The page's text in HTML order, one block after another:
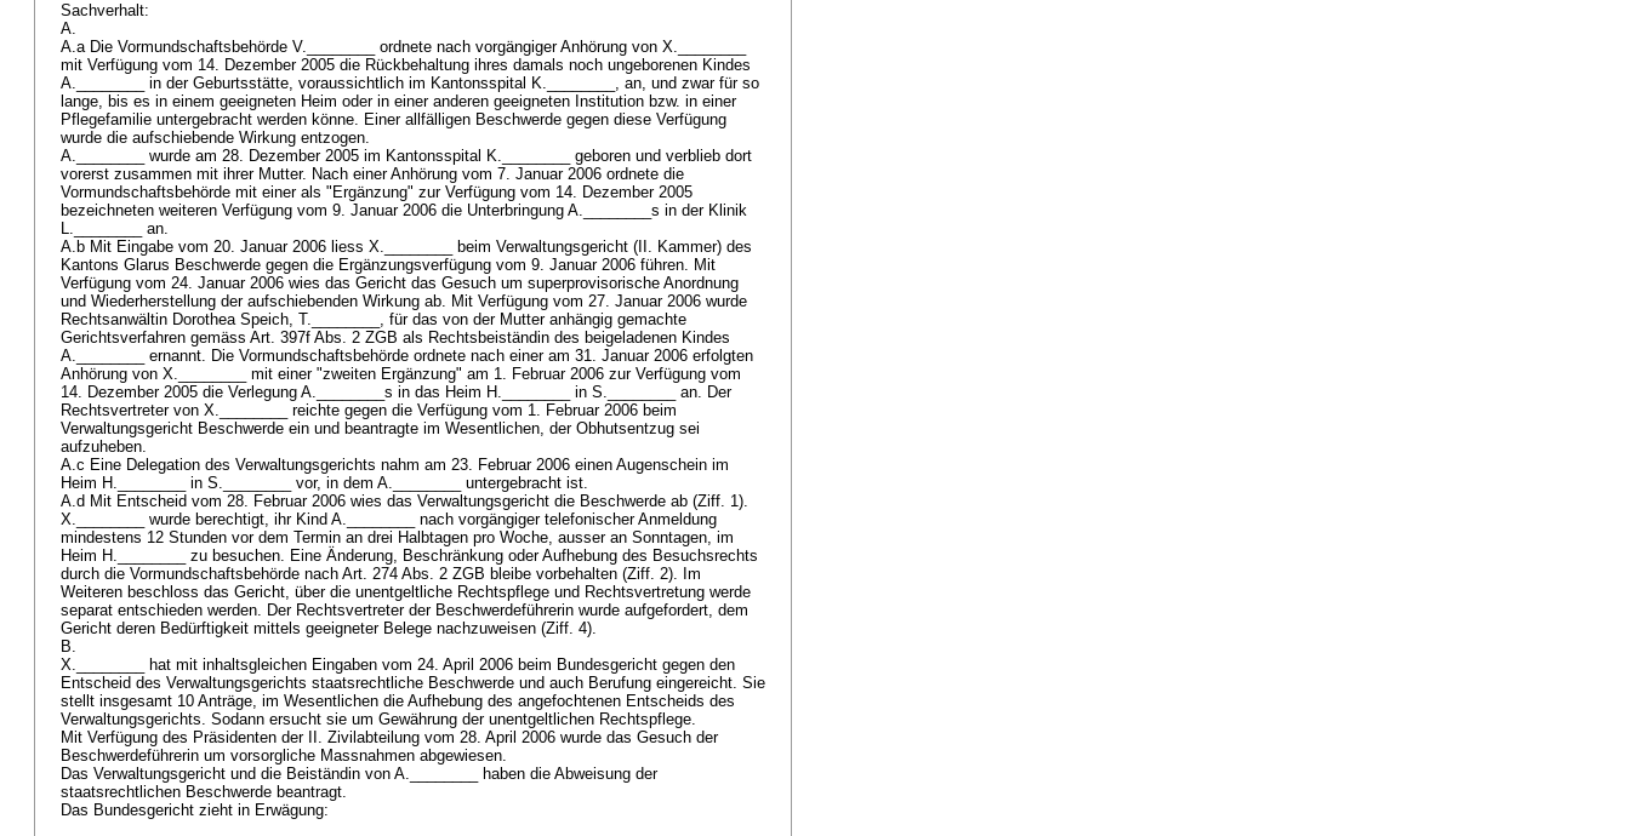
Sachverhalt:
A.
A.a Die Vormundschaftsbehörde V.________ ordnete nach vorgängiger Anhörung von X.________
mit Verfügung vom 14. Dezember 2005 die Rückbehaltung ihres damals noch ungeborenen Kindes
A.________ in der Geburtsstätte, voraussichtlich im Kantonsspital K.________, an, und zwar für so
lange, bis es in einem geeigneten Heim oder in einer anderen geeigneten Institution bzw. in einer
Pflegefamilie untergebracht werden könne. Einer allfälligen Beschwerde gegen diese Verfügung
wurde die aufschiebende Wirkung entzogen.
A.________ wurde am 28. Dezember 2005 im Kantonsspital K.________ geboren und verblieb dort
vorerst zusammen mit ihrer Mutter. Nach einer Anhörung vom 7. Januar 2006 ordnete die
Vormundschaftsbehörde mit einer als "Ergänzung" zur Verfügung vom 14. Dezember 2005
bezeichneten weiteren Verfügung vom 9. Januar 2006 die Unterbringung A.________s in der Klinik
L.________ an.
A.b Mit Eingabe vom 20. Januar 2006 liess X.________ beim Verwaltungsgericht (II. Kammer) des
Kantons Glarus Beschwerde gegen die Ergänzungsverfügung vom 9. Januar 2006 führen. Mit
Verfügung vom 24. Januar 2006 wies das Gericht das Gesuch um superprovisorische Anordnung
und Wiederherstellung der aufschiebenden Wirkung ab. Mit Verfügung vom 27. Januar 2006 wurde
Rechtsanwältin Dorothea Speich, T.________, für das von der Mutter anhängig gemachte
Gerichtsverfahren gemäss Art. 397f Abs. 2 ZGB als Rechtsbeiständin des beigeladenen Kindes
A.________ ernannt. Die Vormundschaftsbehörde ordnete nach einer am 31. Januar 2006 erfolgten
Anhörung von X.________ mit einer "zweiten Ergänzung" am 1. Februar 2006 zur Verfügung vom
14. Dezember 2005 die Verlegung A.________s in das Heim H.________ in S.________ an. Der
Rechtsvertreter von X.________ reichte gegen die Verfügung vom 1. Februar 2006 beim
Verwaltungsgericht Beschwerde ein und beantragte im Wesentlichen, der Obhutsentzug sei
aufzuheben.
A.c Eine Delegation des Verwaltungsgerichts nahm am 23. Februar 2006 einen Augenschein im
Heim H.________ in S.________ vor, in dem A.________ untergebracht ist.
A.d Mit Entscheid vom 28. Februar 2006 wies das Verwaltungsgericht die Beschwerde ab (Ziff. 1).
X.________ wurde berechtigt, ihr Kind A.________ nach vorgängiger telefonischer Anmeldung
mindestens 12 Stunden vor dem Termin an drei Halbtagen pro Woche, ausser an Sonntagen, im
Heim H.________ zu besuchen. Eine Änderung, Beschränkung oder Aufhebung des Besuchsrechts
durch die Vormundschaftsbehörde nach Art. 274 Abs. 2 ZGB bleibe vorbehalten (Ziff. 2). Im
Weiteren beschloss das Gericht, über die unentgeltliche Rechtspflege und Rechtsvertretung werde
separat entschieden werden. Der Rechtsvertreter der Beschwerdeführerin wurde aufgefordert, dem
Gericht deren Bedürftigkeit mittels geeigneter Belege nachzuweisen (Ziff. 4).
B.
X.________ hat mit inhaltsgleichen Eingaben vom 24. April 2006 beim Bundesgericht gegen den
Entscheid des Verwaltungsgerichts staatsrechtliche Beschwerde und auch Berufung eingereicht. Sie
stellt insgesamt 10 Anträge, im Wesentlichen die Aufhebung des angefochtenen Entscheids des
Verwaltungsgerichts. Sodann ersucht sie um Gewährung der unentgeltlichen Rechtspflege.
Mit Verfügung des Präsidenten der II. Zivilabteilung vom 28. April 2006 wurde das Gesuch der
Beschwerdeführerin um vorsorgliche Massnahmen abgewiesen.
Das Verwaltungsgericht und die Beiständin von A.________ haben die Abweisung der
staatsrechtlichen Beschwerde beantragt.
Das Bundesgericht zieht in Erwägung: